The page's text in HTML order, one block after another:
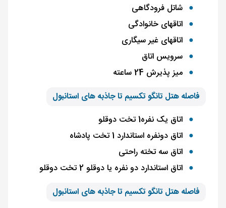
شاتل فرودگاهی
اتاقهای خانوادگی
اتاقهای غیر سیگاری
سرویس اتاق
میز پذیرش 24 ساعته
فاصله هتل تانگو تکسیم تا جاذبه های استانبول
اتاق یک نفره1 تخت دوقلو
اتاق دونفره استاندارد 1 تخت پادشاه
اتاق سه تخته راحتی
اتاق استاندارد دو نفره یا دوقلو 2 تخت دوقلو
فاصله هتل تانگو تکسیم تا جاذبه های استانبول